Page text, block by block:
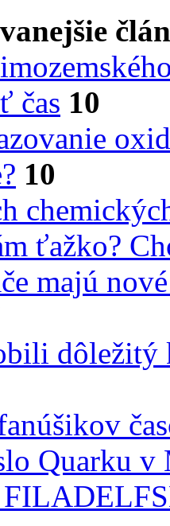
čas 10
10
ťažko?
majú
dôležitý
Quarku v